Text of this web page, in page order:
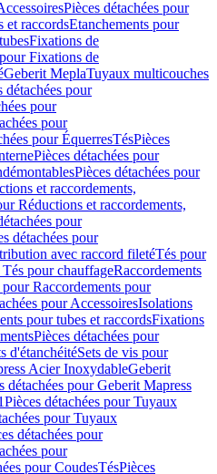
Pièces détachées pour
et raccordsEtanchements pour
Fixations de
Fixations de
Geberit MeplaTuyaux multicouches
détachées pour
pour
pour
pour ÉquerresTésPièces
Pièces détachées pour
Pièces détachées pour
et raccordements,
Réductions et raccordements,
pour
détachées pour
avec raccord filetéTés pour
Tés pour chauffageRaccordements
pour Raccordements pour
pour AccessoiresIsolations
pour tubes et raccordsFixations
Pièces détachées pour
d'étanchéitéSets de vis pour
Acier InoxydableGeberit
détachées pour Geberit Mapress
Pièces détachées pour Tuyaux
pour Tuyaux
détachées pour
pour
pour CoudesTésPièces